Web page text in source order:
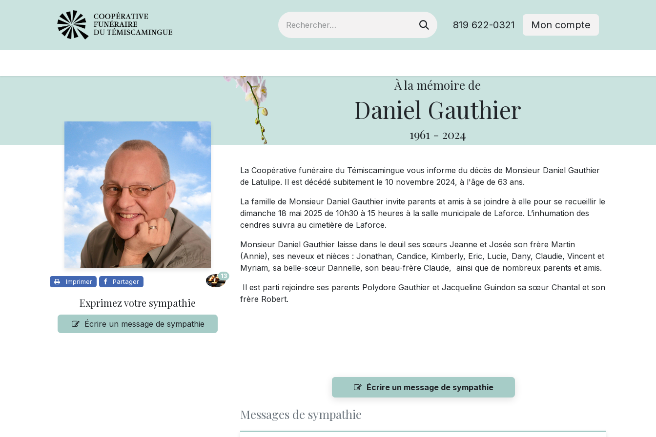
819 622-0321 Mon compte
À la mémoire de
Daniel Gauthier
1961 - 2024
Imprimer Partager
13
Exprimez votre sympathie
Écrire un message de sympathie
La Coopérative funéraire du Témiscamingue vous informe du décès de Monsieur Daniel Gauthier
de Latulipe. Il est décédé subitement le 10 novembre 2024, à l'âge de 63 ans.
La famille de Monsieur Daniel Gauthier invite parents et amis à se joindre à elle pour se recueillir le
dimanche 18 mai 2025 de 10h30 à 15 heures à la salle municipale de Laforce. L’inhumation des
cendres suivra au cimetière de Laforce.
Monsieur Daniel Gauthier laisse dans le deuil ses sœurs Jeanne et Josée son frère Martin
(Annie), ses neveux et nièces : Jonathan, Candice, Kimberly, Eric, Lucie, Dany, Claudie, Vincent et
Myriam, sa belle-sœur Dannelle, son beau-frère Claude, ainsi que de nombreux parents et amis.
Il est parti rejoindre ses parents Polydore Gauthier et Jacqueline Guindon sa sœur Chantal et son
frère Robert.
Écrire un message de sympathie
Messages de sympathie